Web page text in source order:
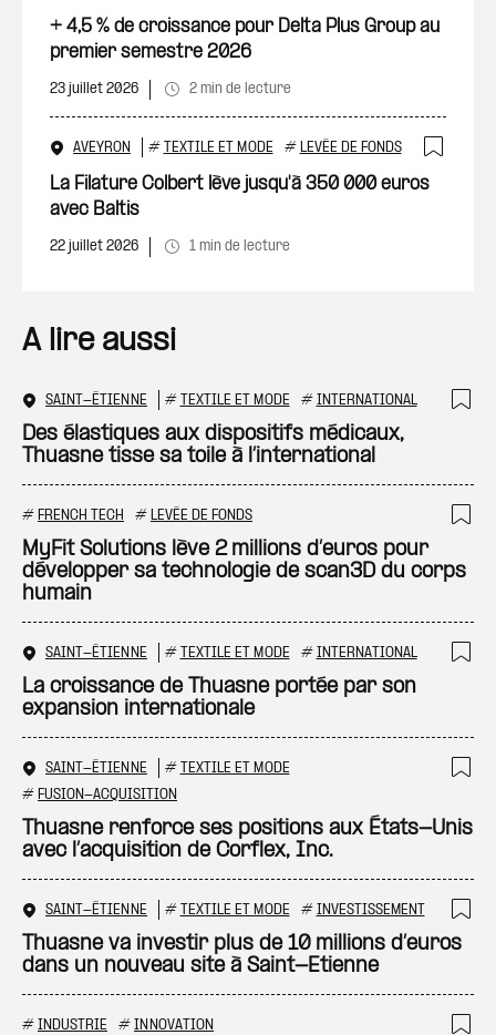
+ 4,5 % de croissance pour Delta Plus Group au
premier semestre 2026
23 juillet 2026 2 min de lecture
AVEYRON # TEXTILE ET MODE # LEVÉE DE FONDS
La Filature Colbert lève jusqu'à 350 000 euros
avec Baltis
22 juillet 2026 1 min de lecture
A lire aussi
SAINT-ÉTIENNE # TEXTILE ET MODE # INTERNATIONAL
Des élastiques aux dispositifs médicaux,
Thuasne tisse sa toile à l’international
# FRENCH TECH # LEVÉE DE FONDS
MyFit Solutions lève 2 millions d’euros pour
développer sa technologie de scan3D du corps
humain
SAINT-ÉTIENNE # TEXTILE ET MODE # INTERNATIONAL
La croissance de Thuasne portée par son
expansion internationale
SAINT-ÉTIENNE # TEXTILE ET MODE
# FUSION-ACQUISITION
Thuasne renforce ses positions aux États-Unis
avec l’acquisition de Corflex, Inc.
SAINT-ÉTIENNE # TEXTILE ET MODE # INVESTISSEMENT
Thuasne va investir plus de 10 millions d’euros
dans un nouveau site à Saint-Etienne
# INDUSTRIE # INNOVATION